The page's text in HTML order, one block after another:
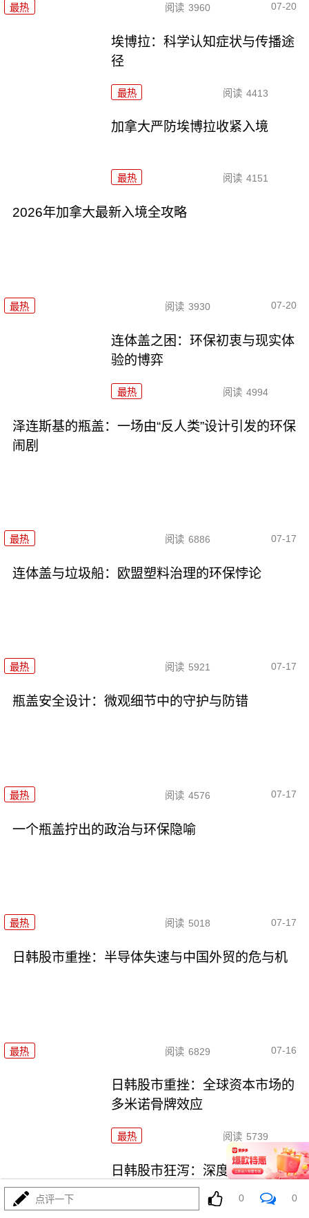
最热 阅读 3960 07-20
埃博拉：科学认知症状与传播途
径
最热 阅读 4413
加拿大严防埃博拉收紧入境
最热 阅读 4151
2026年加拿大最新入境全攻略
最热 阅读 3930 07-20
连体盖之困：环保初衷与现实体
验的博弈
最热 阅读 4994
泽连斯基的瓶盖：一场由“反人类”设计引发的环保
闹剧
最热 阅读 6886 07-17
连体盖与垃圾船：欧盟塑料治理的环保悖论
最热 阅读 5921 07-17
瓶盖安全设计：微观细节中的守护与防错
最热 阅读 4576 07-17
一个瓶盖拧出的政治与环保隐喻
最热 阅读 5018 07-17
日韩股市重挫：半导体失速与中国外贸的危与机
最热 阅读 6829 07-16
日韩股市重挫：全球资本市场的
多米诺骨牌效应
最热 阅读 5739
日韩股市狂泻：深度解析与投资
者应对策略
点评一下 0 0